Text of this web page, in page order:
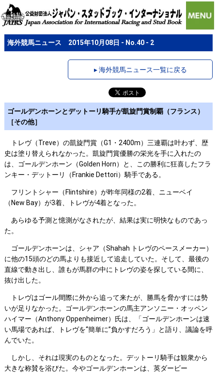
海外競馬ニュース 2015年10月08日 - No.40 - 2
▸ 海外競馬ニュース一覧に戻る
ゴールデンホーンとデットーリ騎手が凱旋門賞制覇（フランス）
［その他］
トレヴ（Treve）の凱旋門賞（G1・2400m）三連覇は叶わず、歴
史は塗り替えられなかった。凱旋門賞優勝の栄光を手に入れたの
は、ゴールデンホーン（Golden Horn）と、この勝利に狂喜したフラ
ンキー・デットーリ（Frankie Dettori）騎手である。
フリントシャー（Flintshire）が昨年同様の2着、ニューベイ
（New Bay）が3着、トレヴが4着となった。
あらゆる予測と憶測がなされたが、結果は実に明快なものであっ
た。
ゴールデンホーンは、シャア（Shahah トレヴのペースメーカー）
に他の15頭のどの馬よりも接近して追走していた。そして、最後の
直線で動き出し、誰もが馬群の中にトレヴの姿を探している間に、
抜け出した。
トレヴはゴール間際に外から追って来たが、勝馬を脅かすには勢
いが足りなかった。ゴールデンホーンの馬主アンソニー・オッペン
ハイマー（Anthony Oppenheimer）氏は、「ゴールデンホーンは速
い馬場であれば、トレヴを“簡単に”負かすだろう」と語り、議論を呼
んでいた。
しかし、それは現実のものとなった。デットーリ騎手は観衆から
大きな称賛を浴びた。今やゴールデンホーンは、英ダービー